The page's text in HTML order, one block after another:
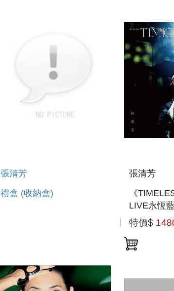
張清芳
禮盒 (收納盒)
張清芳
《
LIVE永恆
特價$